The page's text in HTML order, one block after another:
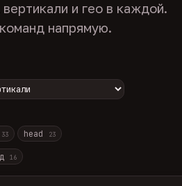
и гео в каждой.
напрямую.
33 head 23
16